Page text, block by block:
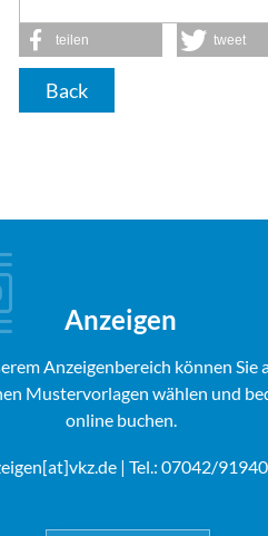
teilen tweet
Back
Anzeigen
Anzeigenbereich können Sie
Mustervorlagen wählen und
online buchen.
| Tel.: 07042/91940